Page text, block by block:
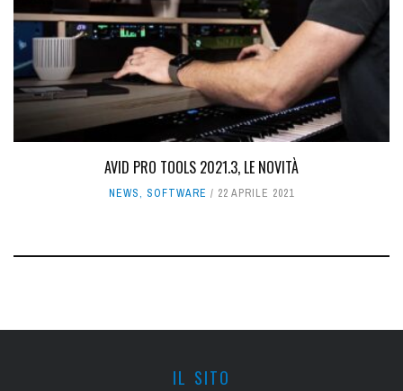
AVID PRO TOOLS 2021.3, LE NOVITÀ
NEWS, SOFTWARE 22 APRILE 2021
IL SITO